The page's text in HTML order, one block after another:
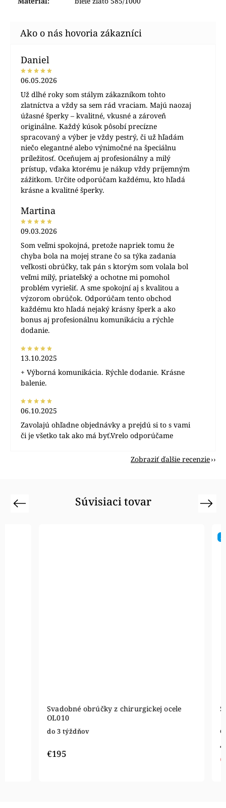
Daniel
06.05.2026
Už dlhé roky som stálym zákazníkom tohto
zlatníctva a vždy sa sem rád vraciam. Majú naozaj
úžasné šperky – kvalitné, vkusné a zároveň
originálne. Každý kúsok pôsobí precízne
spracovaný a výber je vždy pestrý, či už hľadám
niečo elegantné alebo výnimočné na špeciálnu
príležitosť. Oceňujem aj profesionálny a milý
prístup, vďaka ktorému je nákup vždy príjemným
zážitkom. Určite odporúčam každému, kto hľadá
krásne a kvalitné šperky.
Martina
09.03.2026
Som veľmi spokojná, pretože napriek tomu že
chyba bola na mojej strane čo sa týka zadania
veľkosti obrúčky, tak pán s ktorým som volala bol
veľmi milý, priateľský a ochotne mi pomohol
problém vyriešiť. A sme spokojní aj s kvalitou a
výzorom obrúčok. Odporúčam tento obchod
každému kto hľadá nejaký krásny šperk a ako
bonus aj profesionálnu komunikáciu a rýchle
dodanie.
13.10.2025
+ Výborná komunikácia. Rýchle dodanie. Krásne
balenie.
06.10.2025
Zavolajú ohľadne objednávky a prejdú si to s vami
či je všetko tak ako má byť.Vrelo odporúčame
Zobraziť ďalšie recenzie
Súvisiaci tovar
Previous
Svadobné obrúčky z chirurgickej ocele
do 3 týždňov do 5
€728
Next